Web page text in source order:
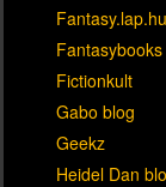
Fantasy.lap.hu
Fantasybooks
Fictionkult
Gabo blog
Geekz
Heidel Dan